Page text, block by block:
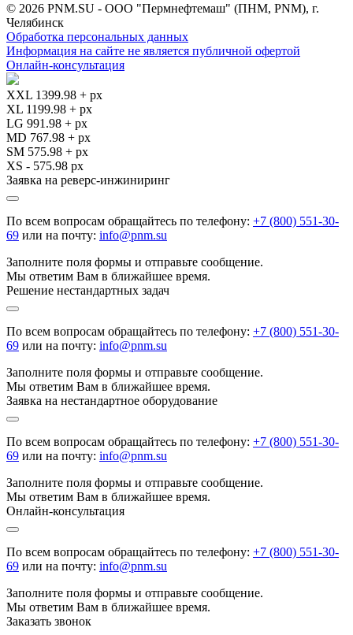
© 2026 PNM.SU - ООО "Пермнефтемаш" (ПНМ, PNM), г.
Челябинск
Обработка персональных данных
Информация на сайте не является публичной офертой
Онлайн-консультация
XXL 1399.98 + px
XL 1199.98 + px
LG 991.98 + px
MD 767.98 + px
SM 575.98 + px
XS - 575.98 px
Заявка на реверс-инжиниринг
По всем вопросам обращайтесь по телефону: +7 (800) 551-30-
69 или на почту: info@pnm.su
Заполните поля формы и отправьте сообщение.
Мы ответим Вам в ближайшее время.
Решение нестандартных задач
По всем вопросам обращайтесь по телефону: +7 (800) 551-30-
69 или на почту: info@pnm.su
Заполните поля формы и отправьте сообщение.
Мы ответим Вам в ближайшее время.
Заявка на нестандартное оборудование
По всем вопросам обращайтесь по телефону: +7 (800) 551-30-
69 или на почту: info@pnm.su
Заполните поля формы и отправьте сообщение.
Мы ответим Вам в ближайшее время.
Онлайн-консультация
По всем вопросам обращайтесь по телефону: +7 (800) 551-30-
69 или на почту: info@pnm.su
Заполните поля формы и отправьте сообщение.
Мы ответим Вам в ближайшее время.
Заказать звонок